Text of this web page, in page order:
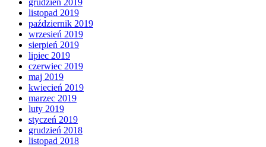
listopad 2019
październik 2019
wrzesień 2019
sierpień 2019
lipiec 2019
czerwiec 2019
maj 2019
kwiecień 2019
marzec 2019
luty 2019
styczeń 2019
grudzień 2018
listopad 2018